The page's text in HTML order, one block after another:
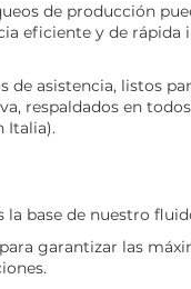
de producción
eficiente y de
de asistencia, listos
respaldados en
Italia).
base de nuestro
garantizar las